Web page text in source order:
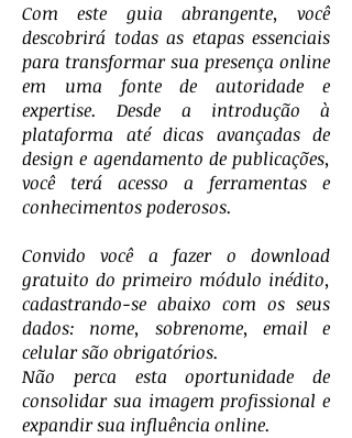
Com este guia abrangente, você
descobrirá todas as etapas essenciais
para transformar sua presença online
em uma fonte de autoridade e
expertise. Desde a introdução à
plataforma até dicas avançadas de
design e agendamento de publicações,
você terá acesso a ferramentas e
conhecimentos poderosos.
Convido você a fazer o download
gratuito do primeiro módulo inédito,
cadastrando-se abaixo com os seus
dados: nome, sobrenome, email e
celular são obrigatórios.
Não perca esta oportunidade de
consolidar sua imagem profissional e
expandir sua influência online.